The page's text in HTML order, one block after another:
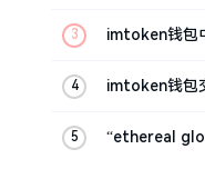
imtoken钱包
imtoken钱包
“ethereal